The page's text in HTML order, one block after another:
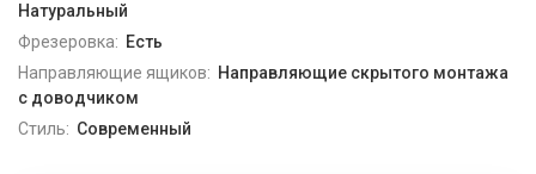
Натуральный
Фрезеровка: Есть
Направляющие ящиков: Направляющие скрытого монтажа
с доводчиком
Стиль: Современный